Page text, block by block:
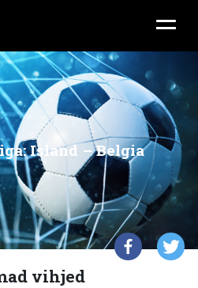
Island – Belgia
vihjed